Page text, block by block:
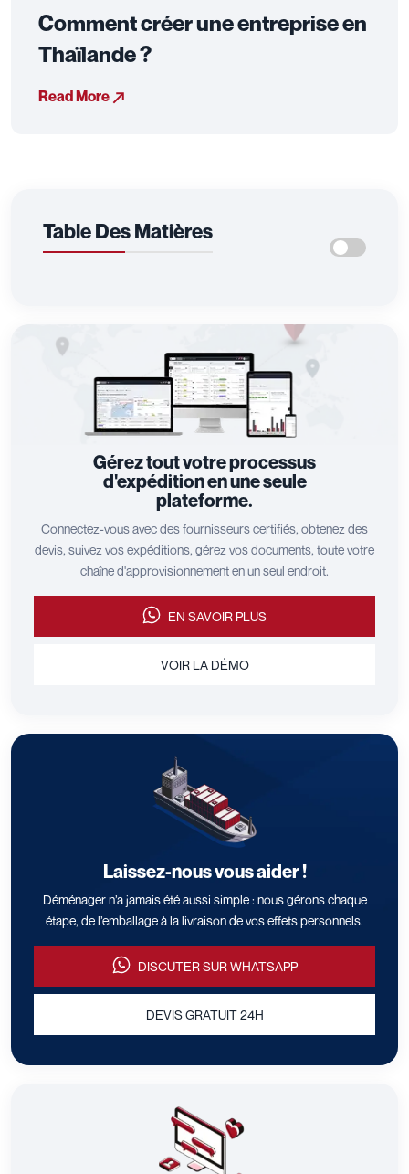
Comment créer une entreprise en
Thaïlande ?
Read More
Table Des Matières
Gérez tout votre processus
d'expédition en une seule
plateforme.
Connectez-vous avec des fournisseurs certifiés, obtenez des
devis, suivez vos expéditions, gérez vos documents, toute votre
chaîne d'approvisionnement en un seul endroit.
EN SAVOIR PLUS
VOIR LA DÉMO
Laissez-nous vous aider !
Déménager n’a jamais été aussi simple : nous gérons chaque
étape, de l’emballage à la livraison de vos effets personnels.
DISCUTER SUR WHATSAPP
DEVIS GRATUIT 24H